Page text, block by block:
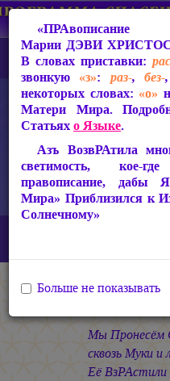
СакРАльная Поэзия
Мы Пронесём
сквозь Муки и
Её
Марии ДЭВИ
В словах приставки:
звонкую «з»: раз-,без-,
некоторых словах: «о»
Матери Мира.
Статьяхо Языке.
Азъ ВозвРАтила
светимость, кое-
правописание, дабы
Мира» Приблизился к
Солнечному»
Больше не показывать